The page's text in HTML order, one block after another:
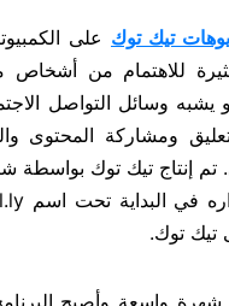
تيك توك​ على
للاهتمام من
يشبه وسائل التواصل
ومشاركة المحتوى
تم إنتاج تيك توك بواسطة
تيك توك.
شهرة واسعة وأصبح